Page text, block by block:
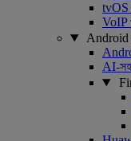
tvOS
VoIP
AI-